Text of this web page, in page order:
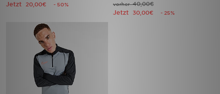
Jetzt 20,00€ - 50% vorher40,00€
Jetzt 30,00€ - 25%